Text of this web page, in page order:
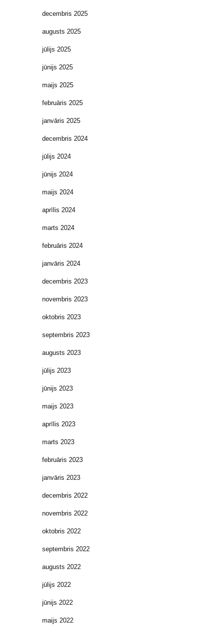
decembris 2025
augusts 2025
jūlijs 2025
jūnijs 2025
maijs 2025
februāris 2025
janvāris 2025
decembris 2024
jūlijs 2024
jūnijs 2024
maijs 2024
aprīlis 2024
marts 2024
februāris 2024
janvāris 2024
decembris 2023
novembris 2023
oktobris 2023
septembris 2023
augusts 2023
jūlijs 2023
jūnijs 2023
maijs 2023
aprīlis 2023
marts 2023
februāris 2023
janvāris 2023
decembris 2022
novembris 2022
oktobris 2022
septembris 2022
augusts 2022
jūlijs 2022
jūnijs 2022
maijs 2022